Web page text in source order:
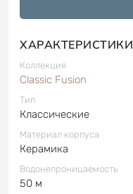
ХАРАКТЕРИСТИКИ
Коллекция
Classic Fusion
Тип
Классические
Материал корпуса
Керамика
Водонепроницаемость
50 м